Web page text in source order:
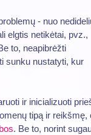
- nuo
elgtis netikėtai, pvz.,
to, neapibrėžti
sunku nustatyti, kur
ir inicializuoti
tipą ir reikšmę,
. Be to, norint